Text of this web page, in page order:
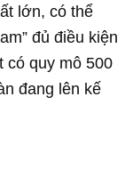
lớn, có thể
đủ điều kiện
có quy mô 500
đang lên kế